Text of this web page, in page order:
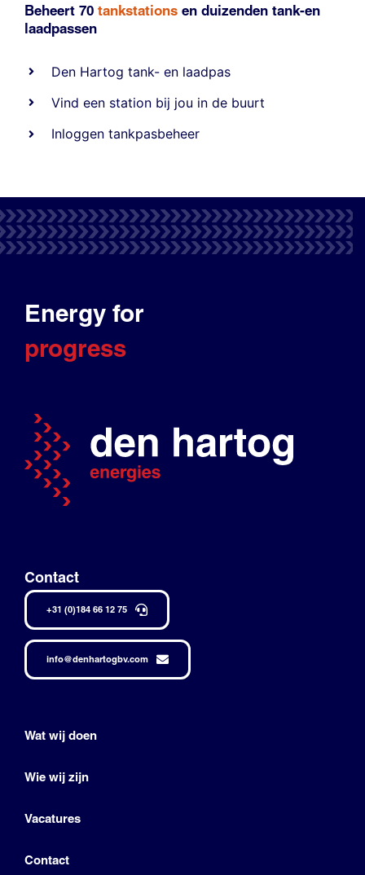
Beheert 70 tankstations en duizenden tank-en
laadpassen
Den Hartog tank- en laadpas
Vind een station bij jou in de buurt
Inloggen tankpasbeheer
Energy for
progress
Contact
+31 (0)184 66 12 75
info@denhartogbv.com
Wat wij doen
Wie wij zijn
Vacatures
Contact